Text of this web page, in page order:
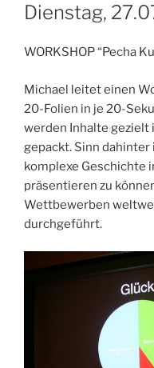
Dienstag,
WORKSHOP “Pecha
Michael leitet einen
20-Folien in je 20-
werden Inhalte gezielt
gepackt. Sinn
komplexe Geschichte
präsentieren zu
Wettbewerben
durchgeführt.